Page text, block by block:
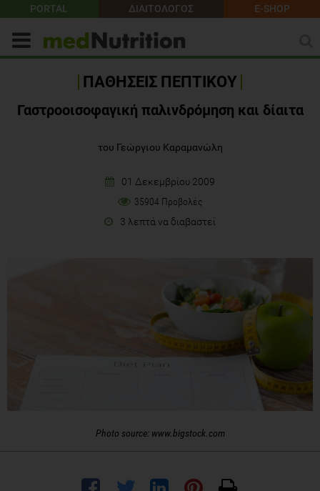
PORTAL ΔΙΑΙΤΟΛΟΓΟΣ E-SHOP
ΠΑΘΗΣΕΙΣ ΠΕΠΤΙΚΟΥ
Γαστροοισοφαγική παλινδρόμηση και δίαιτα
του Γεώργιου Καραμανώλη
01 Δεκεμβρίου 2009
35904 Προβολές
3 λεπτά να διαβαστεί
Photo source: www.bigstock.com